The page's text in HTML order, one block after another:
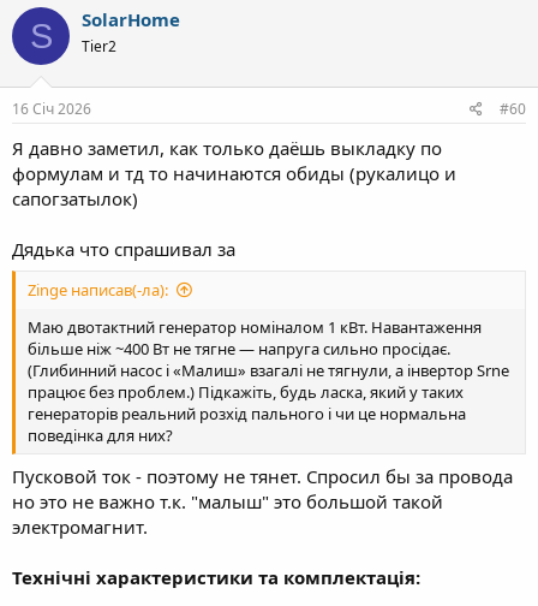
S SolarHome
Tier2
16 Січ 2026 #60
Я давно заметил, как только даёшь выкладку по
формулам и тд то начинаются обиды (рукалицо и
сапогзатылок)
Дядька что спрашивал за
Zinge написав(-ла):
Маю двотактний генератор номіналом 1 кВт. Навантаження
більше ніж ~400 Вт не тягне — напруга сильно просідає.
(Глибинний насос і «Малиш» взагалі не тягнули, а інвертор Srne
працює без проблем.) Підкажіть, будь ласка, який у таких
генераторів реальний розхід пального і чи це нормальна
поведінка для них?
Пусковой ток - поэтому не тянет. Спросил бы за провода
но это не важно т.к. "малыш" это большой такой
электромагнит.
Технічні характеристики та комплектація: